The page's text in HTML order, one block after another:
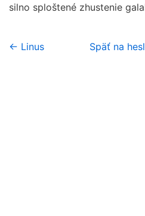
silno sploštené zhustenie
← Linus Späť na